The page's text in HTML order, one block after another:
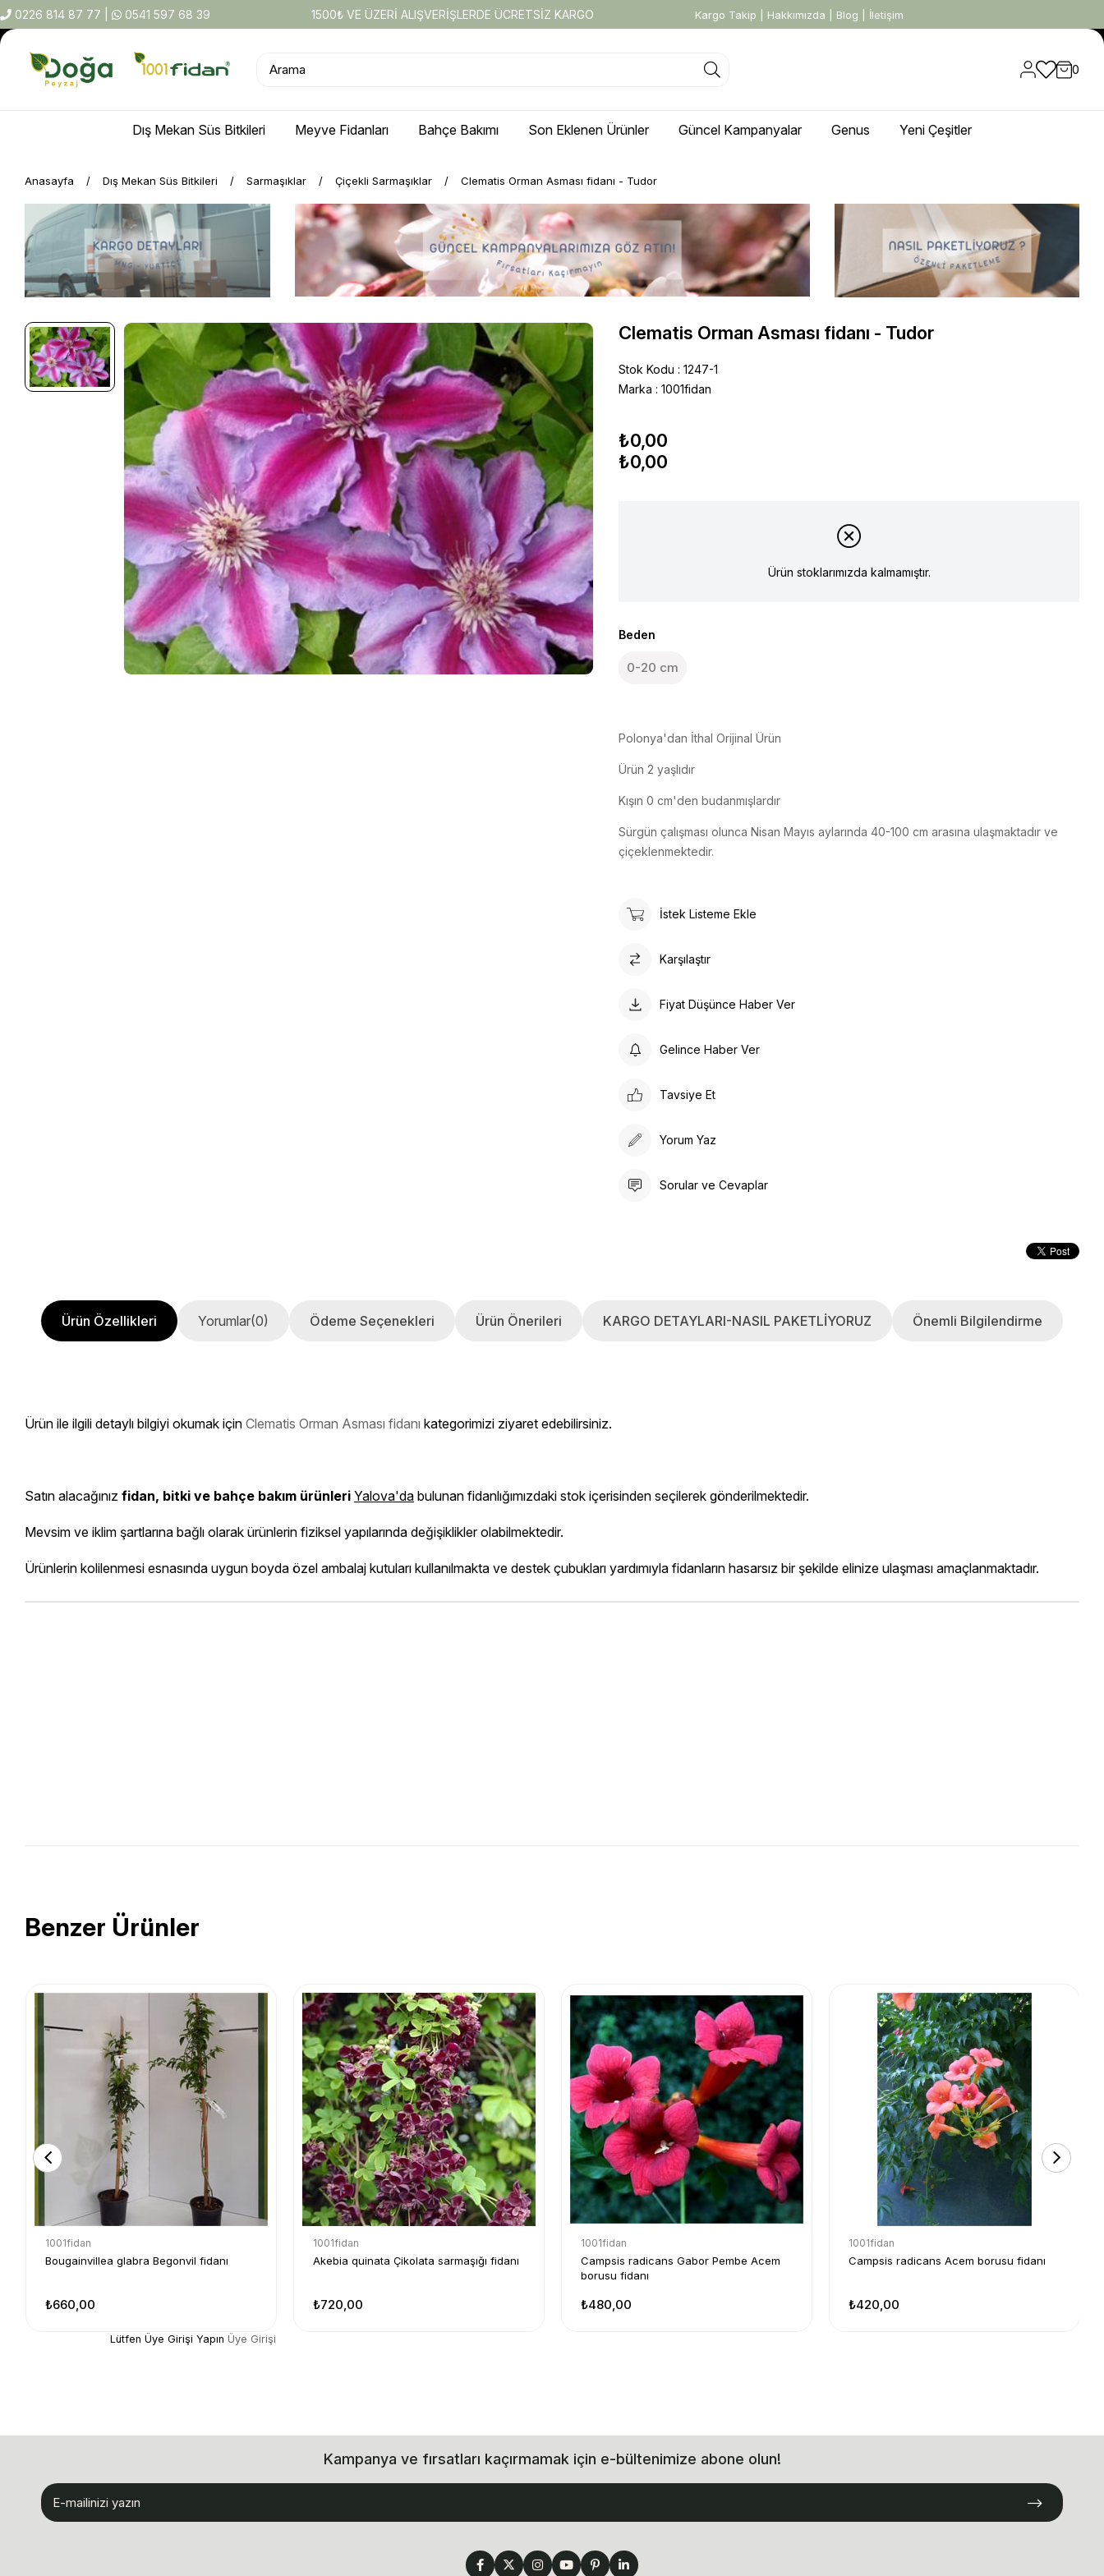
0226 814 87 77 0541 597 68 39 1500₺ VE ÜZERİ ALIŞVERİŞLERDE ÜCRETSİZ KARGO Kargo Takip Hakkımızda Blog İletişim
0
Dış Mekan Süs Bitkileri Meyve Fidanları Bahçe Bakımı Son Eklenen Ürünler Güncel Kampanyalar Genus Yeni Çeşitler
Anasayfa Dış Mekan Süs Bitkileri Sarmaşıklar Çiçekli Sarmaşıklar Clematis Orman Asması fidanı - Tudor
Clematis Orman Asması fidanı - Tudor
Stok Kodu
1247-1
Marka : 1001fidan
₺0,00
₺0,00
Ürün stoklarımızda kalmamıştır.
Beden
0-20 cm
Polonya'dan İthal Orijinal Ürün
Ürün 2 yaşlıdır
Kışın 0 cm'den budanmışlardır
Sürgün çalışması olunca Nisan Mayıs aylarında 40-100 cm arasına ulaşmaktadır ve
çiçeklenmektedir.
İstek Listeme Ekle
Karşılaştır
Fiyat Düşünce Haber Ver
Gelince Haber Ver
Tavsiye Et
Yorum Yaz
Sorular ve Cevaplar
Ürün Özellikleri Yorumlar(0) Ödeme Seçenekleri Ürün Önerileri KARGO DETAYLARI-NASIL PAKETLİYORUZ Önemli Bilgilendirme
Ürün ile ilgili detaylı bilgiyi okumak için Clematis Orman Asması fidanı kategorimizi ziyaret edebilirsiniz.
Satın alacağınız fidan, bitki ve bahçe bakım ürünleri Yalova'da bulunan fidanlığımızdaki stok içerisinden seçilerek gönderilmektedir.
Mevsim ve iklim şartlarına bağlı olarak ürünlerin fiziksel yapılarında değişiklikler olabilmektedir.
Ürünlerin kolilenmesi esnasında uygun boyda özel ambalaj kutuları kullanılmakta ve destek çubukları yardımıyla fidanların hasarsız bir şekilde elinize ulaşması amaçlanmaktadır.
Benzer Ürünler
1001fidan
Bougainvillea glabra Begonvil fidanı
₺660,00
1001fidan
Akebia quinata Çikolata sarmaşığı fidanı
₺720,00
1001fidan
Campsis radicans Gabor Pembe Acem
borusu fidanı
₺480,00
1001fidan
Campsis radicans Acem borusu fidanı
₺420,00
Lütfen Üye Girişi Yapın Üye Girişi
Kampanya ve fırsatları kaçırmamak için e-bültenimize abone olun!